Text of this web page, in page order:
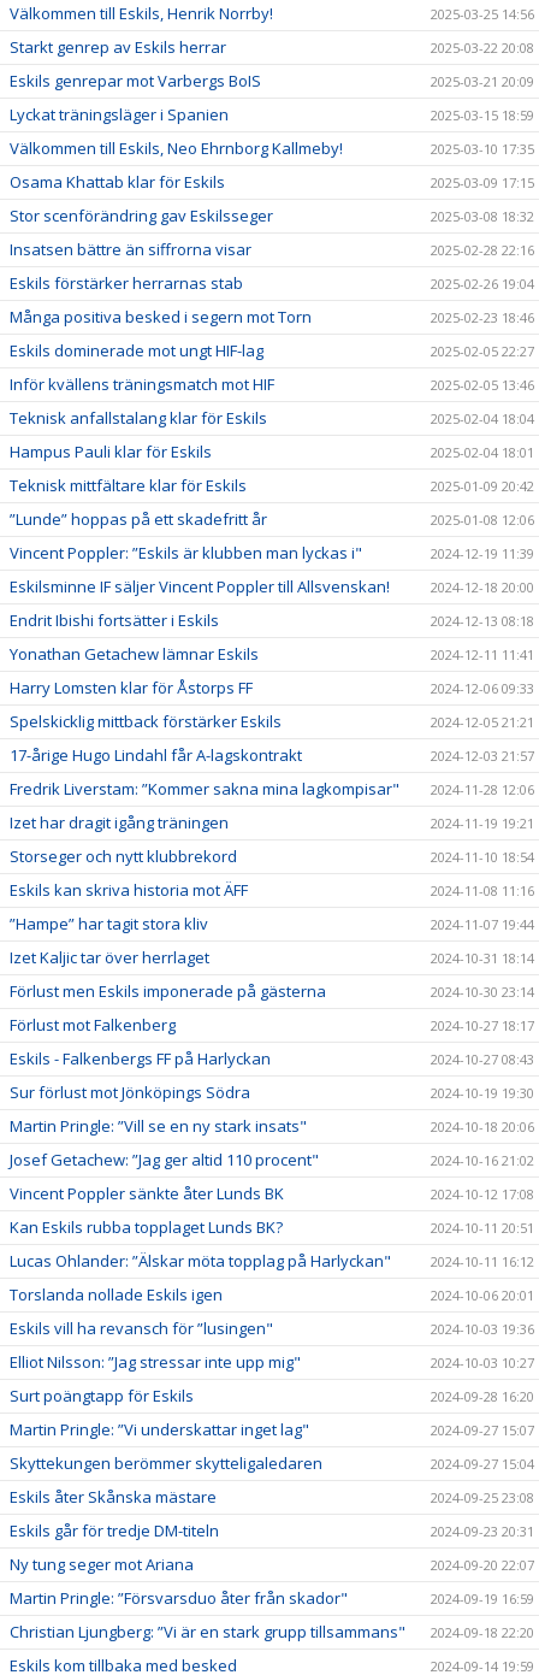
Välkommen till Eskils, Henrik Norrby! 2025-03-25 14:56
Starkt genrep av Eskils herrar 2025-03-22 20:08
Eskils genrepar mot Varbergs BoIS 2025-03-21 20:09
Lyckat träningsläger i Spanien 2025-03-15 18:59
Välkommen till Eskils, Neo Ehrnborg Kallmeby! 2025-03-10 17:35
Osama Khattab klar för Eskils 2025-03-09 17:15
Stor scenförändring gav Eskilsseger 2025-03-08 18:32
Insatsen bättre än siffrorna visar 2025-02-28 22:16
Eskils förstärker herrarnas stab 2025-02-26 19:04
Många positiva besked i segern mot Torn 2025-02-23 18:46
Eskils dominerade mot ungt HIF-lag 2025-02-05 22:27
Inför kvällens träningsmatch mot HIF 2025-02-05 13:46
Teknisk anfallstalang klar för Eskils 2025-02-04 18:04
Hampus Pauli klar för Eskils 2025-02-04 18:01
Teknisk mittfältare klar för Eskils 2025-01-09 20:42
”Lunde” hoppas på ett skadefritt år 2025-01-08 12:06
Vincent Poppler: ”Eskils är klubben man lyckas i" 2024-12-19 11:39
Eskilsminne IF säljer Vincent Poppler till Allsvenskan! 2024-12-18 20:00
Endrit Ibishi fortsätter i Eskils 2024-12-13 08:18
Yonathan Getachew lämnar Eskils 2024-12-11 11:41
Harry Lomsten klar för Åstorps FF 2024-12-06 09:33
Spelskicklig mittback förstärker Eskils 2024-12-05 21:21
17-årige Hugo Lindahl får A-lagskontrakt 2024-12-03 21:57
Fredrik Liverstam: ”Kommer sakna mina lagkompisar" 2024-11-28 12:06
Izet har dragit igång träningen 2024-11-19 19:21
Storseger och nytt klubbrekord 2024-11-10 18:54
Eskils kan skriva historia mot ÄFF 2024-11-08 11:16
”Hampe” har tagit stora kliv 2024-11-07 19:44
Izet Kaljic tar över herrlaget 2024-10-31 18:14
Förlust men Eskils imponerade på gästerna 2024-10-30 23:14
Förlust mot Falkenberg 2024-10-27 18:17
Eskils - Falkenbergs FF på Harlyckan 2024-10-27 08:43
Sur förlust mot Jönköpings Södra 2024-10-19 19:30
Martin Pringle: ”Vill se en ny stark insats" 2024-10-18 20:06
Josef Getachew: ”Jag ger altid 110 procent" 2024-10-16 21:02
Vincent Poppler sänkte åter Lunds BK 2024-10-12 17:08
Kan Eskils rubba topplaget Lunds BK? 2024-10-11 20:51
Lucas Ohlander: ”Älskar möta topplag på Harlyckan" 2024-10-11 16:12
Torslanda nollade Eskils igen 2024-10-06 20:01
Eskils vill ha revansch för ”lusingen" 2024-10-03 19:36
Elliot Nilsson: ”Jag stressar inte upp mig" 2024-10-03 10:27
Surt poängtapp för Eskils 2024-09-28 16:20
Martin Pringle: ”Vi underskattar inget lag" 2024-09-27 15:07
Skyttekungen berömmer skytteligaledaren 2024-09-27 15:04
Eskils åter Skånska mästare 2024-09-25 23:08
Eskils går för tredje DM-titeln 2024-09-23 20:31
Ny tung seger mot Ariana 2024-09-20 22:07
Martin Pringle: ”Försvarsduo åter från skador" 2024-09-19 16:59
Christian Ljungberg: ”Vi är en stark grupp tillsammans" 2024-09-18 22:20
Eskils kom tillbaka med besked 2024-09-14 19:59